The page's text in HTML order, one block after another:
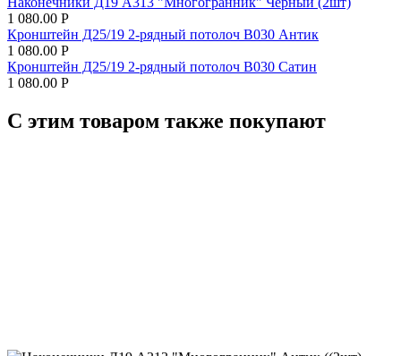
1 080.00 Р
Кронштейн Д25/19 2-рядный потолоч В030 Антик
1 080.00 Р
Кронштейн Д25/19 2-рядный потолоч В030 Сатин
1 080.00 Р
С этим товаром также покупают